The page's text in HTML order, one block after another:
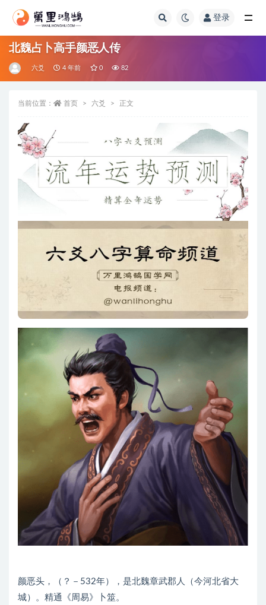
登录
北魏占卜高手颜恶人传
六爻 4 年前 0 82
当前位置： 首页 六爻 正文
颜恶头，（？－532年），是北魏章武郡人（今河北省大
城）。精通《周易》卜筮。